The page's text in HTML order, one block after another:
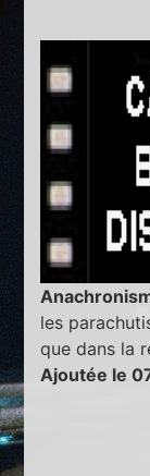
les
que dans la
Ajoutée le